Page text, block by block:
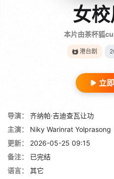
女
本片由茶杯狐
港台剧
立
导演：
齐纳帕·吉迪查瓦让功
主演：
Niky Warinrat Yolprasong
更新：
2026-05-25 09:15
备注：
已完结
语言：
其它